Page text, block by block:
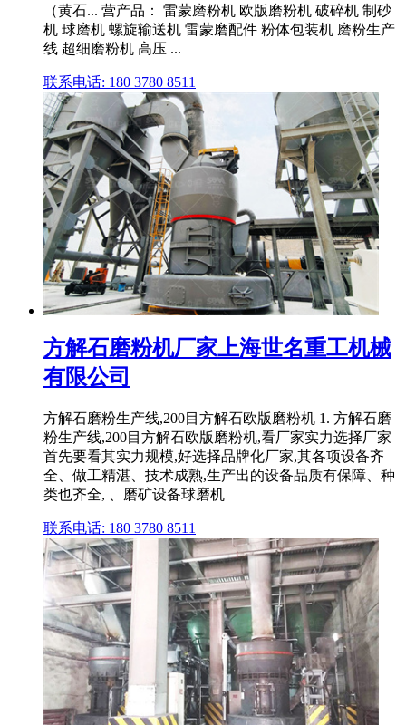
（黄石... 营产品： 雷蒙磨粉机 欧版磨粉机 破碎机 制砂
机 球磨机 螺旋输送机 雷蒙磨配件 粉体包装机 磨粉生产
线 超细磨粉机 高压 ...
联系电话: 180 3780 8511
方解石磨粉机厂家上海世名重工机械
有限公司
方解石磨粉生产线,200目方解石欧版磨粉机 1. 方解石磨
粉生产线,200目方解石欧版磨粉机,看厂家实力选择厂家
首先要看其实力规模,好选择品牌化厂家,其各项设备齐
全、做工精湛、技术成熟,生产出的设备品质有保障、种
类也齐全, 、磨矿设备球磨机
联系电话: 180 3780 8511